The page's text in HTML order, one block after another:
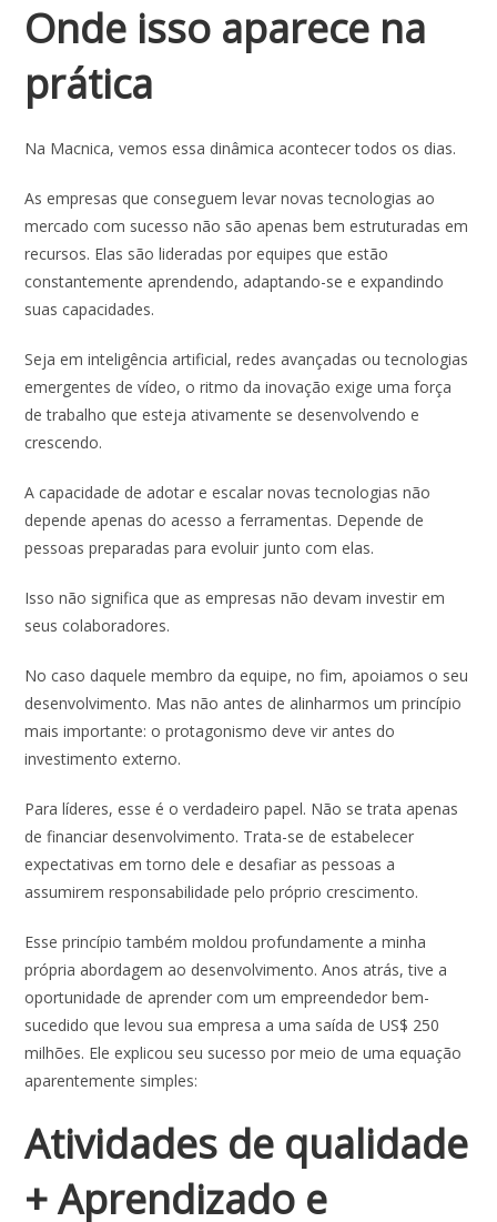
Onde isso aparece na
prática
Na Macnica, vemos essa dinâmica acontecer todos os dias.
As empresas que conseguem levar novas tecnologias ao
mercado com sucesso não são apenas bem estruturadas em
recursos. Elas são lideradas por equipes que estão
constantemente aprendendo, adaptando-se e expandindo
suas capacidades.
Seja em inteligência artificial, redes avançadas ou tecnologias
emergentes de vídeo, o ritmo da inovação exige uma força
de trabalho que esteja ativamente se desenvolvendo e
crescendo.
A capacidade de adotar e escalar novas tecnologias não
depende apenas do acesso a ferramentas. Depende de
pessoas preparadas para evoluir junto com elas.
Isso não significa que as empresas não devam investir em
seus colaboradores.
No caso daquele membro da equipe, no fim, apoiamos o seu
desenvolvimento. Mas não antes de alinharmos um princípio
mais importante: o protagonismo deve vir antes do
investimento externo.
Para líderes, esse é o verdadeiro papel. Não se trata apenas
de financiar desenvolvimento. Trata-se de estabelecer
expectativas em torno dele e desafiar as pessoas a
assumirem responsabilidade pelo próprio crescimento.
Esse princípio também moldou profundamente a minha
própria abordagem ao desenvolvimento. Anos atrás, tive a
oportunidade de aprender com um empreendedor bem-
sucedido que levou sua empresa a uma saída de US$ 250
milhões. Ele explicou seu sucesso por meio de uma equação
aparentemente simples:
Atividades de qualidade
+ Aprendizado e